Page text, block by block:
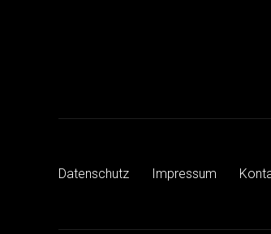
Datenschutz Impressum